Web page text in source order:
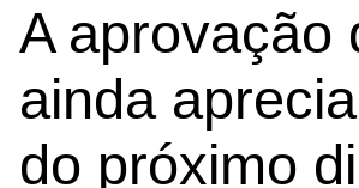
A aprovação
ainda
do próximo